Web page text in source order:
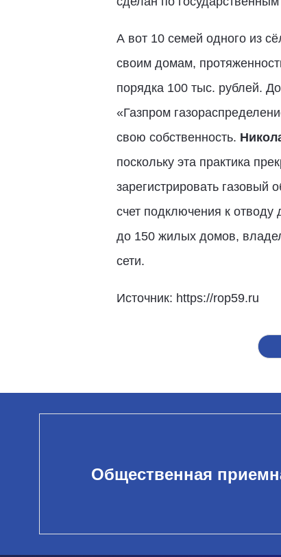
А вот 10 семей одного из
своим домам,
порядка 100 тыс. рублей.
«Газпром
свою собственность.
поскольку эта практика
зарегистрировать газовый
счет подключения к
до 150 жилых домов,
сети.
Источник: https://rop59.ru
Общественная